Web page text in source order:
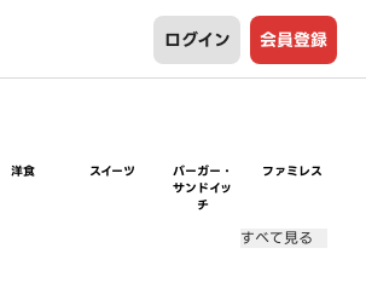
ログイン 会員登録
洋食 スイーツ
バーガー・
サンドイッ
チ
ファミレス
すべて見る